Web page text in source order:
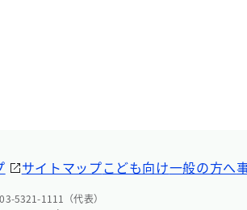
サイトマップこども向け一般の方へ
5321-1111（代表）